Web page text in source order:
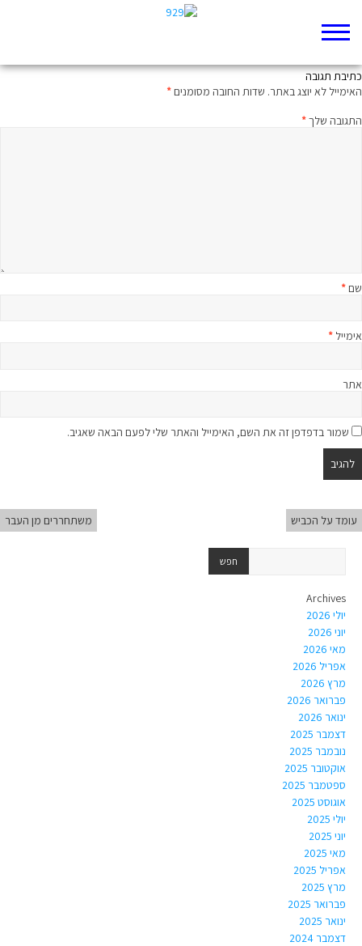
כתיבת תגובה
האימייל לא יוצג באתר. שדות החובה מסומנים*
התגובה שלך*
שם*
אימייל *
אתר
שמור בדפדפן זה את השם, האימייל והאתר שלי לפעם הבאה שאגיב.
עומד על הכביש משתחררים מן העבר
Archives
יולי 2026
יוני 2026
מאי 2026
אפריל 2026
מרץ 2026
פברואר 2026
ינואר 2026
דצמבר 2025
נובמבר 2025
אוקטובר 2025
ספטמבר 2025
אוגוסט 2025
יולי 2025
יוני 2025
מאי 2025
אפריל 2025
מרץ 2025
פברואר 2025
ינואר 2025
דצמבר 2024